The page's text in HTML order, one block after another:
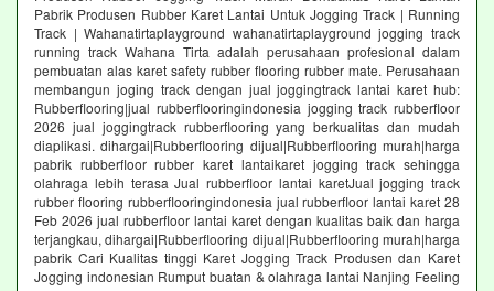
Pabrik Produsen Rubber Karet Lantai Untuk Jogging Track | Running
Track | Wahanatirtaplayground wahanatirtaplayground jogging track
running track Wahana Tirta adalah perusahaan profesional dalam
pembuatan alas karet safety rubber flooring rubber mate. Perusahaan
membangun joging track dengan jual joggingtrack lantai karet hub:
Rubberflooring|jual rubberflooringindonesia jogging track rubberfloor
2026 jual joggingtrack rubberflooring yang berkualitas dan mudah
diaplikasi. dihargai|Rubberflooring dijual|Rubberflooring murah|harga
pabrik rubberfloor rubber karet lantaikaret jogging track sehingga
olahraga lebih terasa Jual rubberfloor lantai karetJual jogging track
rubber flooring rubberflooringindonesia jual rubberfloor lantai karet 28
Feb 2026 jual rubberfloor lantai karet dengan kualitas baik dan harga
terjangkau, dihargai|Rubberflooring dijual|Rubberflooring murah|harga
pabrik Cari Kualitas tinggi Karet Jogging Track Produsen dan Karet
Jogging indonesian Rumput buatan & olahraga lantai Nanjing Feeling